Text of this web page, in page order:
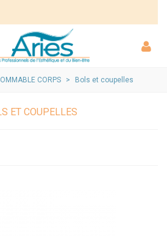
CORPS > Bols et coupelles
ET COUPELLES